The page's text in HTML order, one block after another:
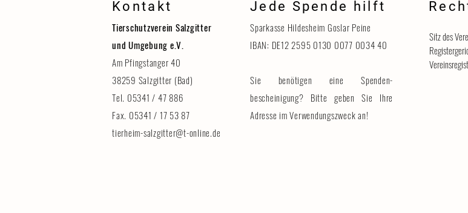
Erinnerung: Tag der Tiere am 8.
August
Katzenhaus vorübergehend für
Besucher geschlossen
Kontakt
Tierschutzverein Salzgitter
und Umgebung e.V.
Am Pfingstanger 40
38259 Salzgitter (Bad)
Tel. 05341 / 47 886
Fax. 05341 / 17 53 87
tierheim-salzgitter@t-online.de
Jede Spende hilft
Sparkasse Hildesheim Goslar Peine
IBAN: DE12 2595 0130 0077 0034 40
Sie benötigen eine Spenden-
bescheinigung? Bitte geben Sie Ihre
Adresse im Verwendungszweck an!
Sitz des